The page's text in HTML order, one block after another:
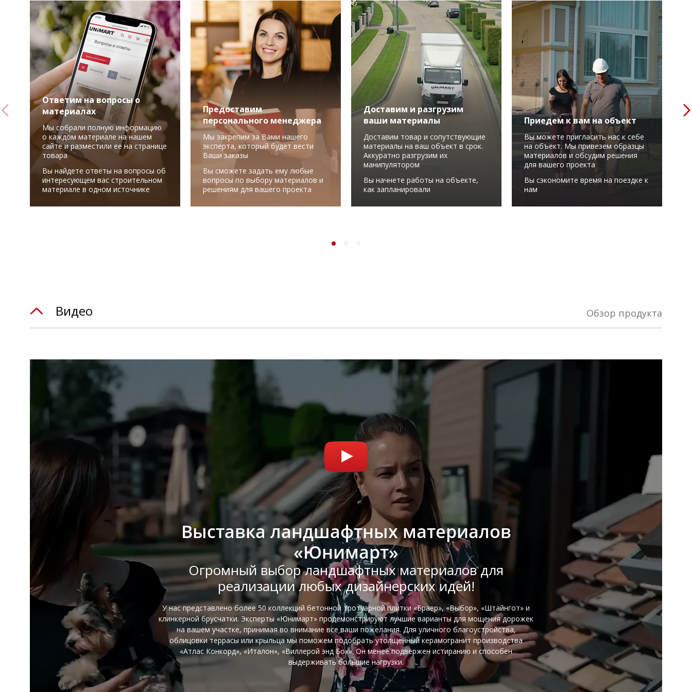
Ответим на вопросы о
материалах
Мы собрали полную информацию
о каждом материале на нашем
сайте и разместили ее на странице
товара
Вы найдете ответы на вопросы об
интересующем вас строительном
материале в одном источнике
Предоставим
персонального менеджера
Мы закрепим за Вами нашего
эксперта, который будет вести
Ваши заказы
Вы сможете задать ему любые
вопросы по выбору материалов и
решениям для вашего проекта
Доставим и разгрузим
ваши материалы
Доставим товар и сопутствующие
материалы на ваш объект в срок.
Аккуратно разгрузим их
манипулятором
Вы начнете работы на объекте,
как запланировали
Приедем к вам на объект
Вы можете пригласить нас к себе
на объект. Мы привезем образцы
материалов и обсудим решения
для вашего проекта
Вы сэкономите время на поездке к
нам
Обзор продукта
Видео
Выставка ландшафтных материалов
«Юнимарт»
Огромный выбор ландшафтных материалов для
реализации любых дизайнерских идей!
У нас представлено более 50 коллекций бетонной тротуарной плитки «Браер», «Выбор», «Штайнгот» и
клинкерной брусчатки. Эксперты «Юнимарт» продемонстрируют лучшие варианты для мощения дорожек
на вашем участке, принимая во внимание все ваши пожелания. Для уличного благоустройства,
облицовки террасы или крыльца мы поможем подобрать утолщенный керамогранит производства
«Атлас Конкорд», «Италон», «Виллерой энд Бох». Он менее подвержен истиранию и способен
выдерживать большие нагрузки.
⠀